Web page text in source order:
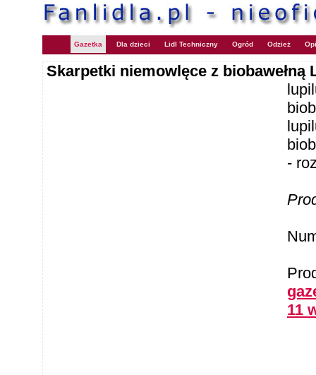
Gazetka Dla dzieci Lidl Techniczny Ogród Odzież
Skarpetki niemowlęce z biobawełną
-
11